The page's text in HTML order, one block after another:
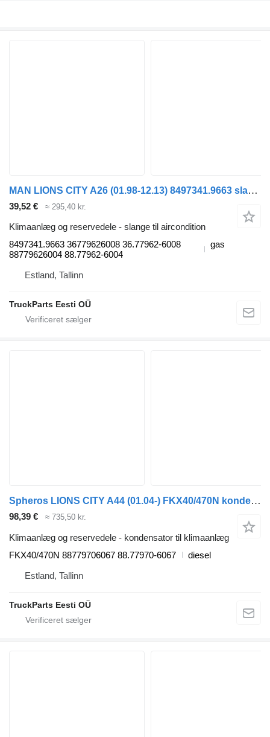
MAN LIONS CITY A26 (01.98-12.13) 8497341.9663 slange til aircondition til MAN Lion's bus (1991-)
39,52 € ≈ 295,40 kr.
Klimaanlæg og reservedele - slange til aircondition
8497341.9663 36779626008 36.77962-6008
88779626004 88.77962-6004
gas
Estland, Tallinn
TruckParts Eesti OÜ
Spheros LIONS CITY A44 (01.04-) FKX40/470N kondensator til klimaanlæg til MAN LIONS CITY A44 (01.04-) bus
98,39 € ≈ 735,50 kr.
Klimaanlæg og reservedele - kondensator til klimaanlæg
FKX40/470N 88779706067 88.77970-6067
diesel
Estland, Tallinn
TruckParts Eesti OÜ